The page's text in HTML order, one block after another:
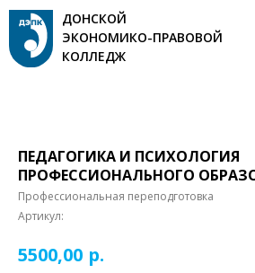
ДОНСКОЙ
ЭКОНОМИКО-ПРАВОВОЙ
КОЛЛЕДЖ
ПЕДАГОГИКА И ПСИХОЛОГИЯ
ПРОФЕССИОНАЛЬНОГО
Профессиональная переподготовка
Артикул:
5500,00 р.